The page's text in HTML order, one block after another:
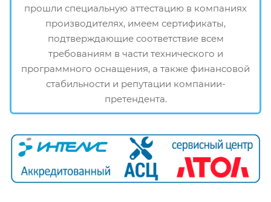
прошли специальную аттестацию в компаниях
производителях, имеем сертификаты,
подтверждающие соответствие всем
требованиям в части технического и
программного оснащения, а также финансовой
стабильности и репутации компании-
претендента.